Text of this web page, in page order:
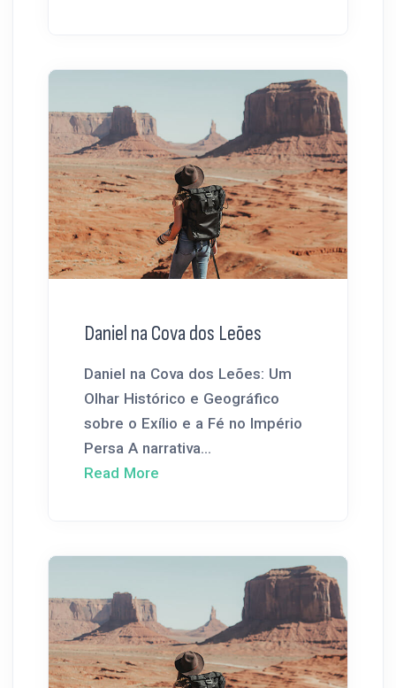
Daniel na Cova dos Leões
Daniel na Cova dos Leões: Um
Olhar Histórico e Geográfico
sobre o Exílio e a Fé no Império
Persa A narrativa...
Read More